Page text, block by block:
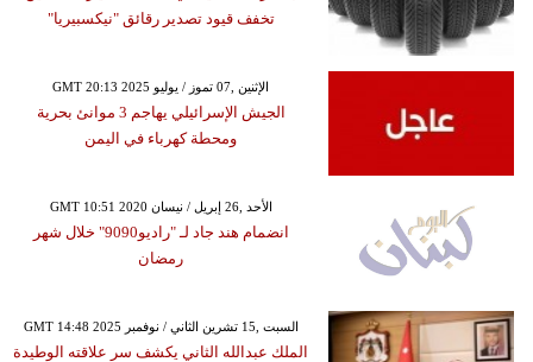
تخفف قيود تصدير رقائق "نيكسبيريا"
GMT 20:13 2025 الإثنين ,07 تموز / يوليو
الجيش الإسرائيلي يهاجم 3 موانئ بحرية
ومحطة كهرباء في اليمن
GMT 10:51 2020 الأحد ,26 إبريل / نيسان
انضمام هند جاد لـ "راديو9090" خلال شهر
رمضان
GMT 14:48 2025 السبت ,15 تشرين الثاني / نوفمبر
الملك عبدالله الثاني يكشف سر علاقته الوطيدة